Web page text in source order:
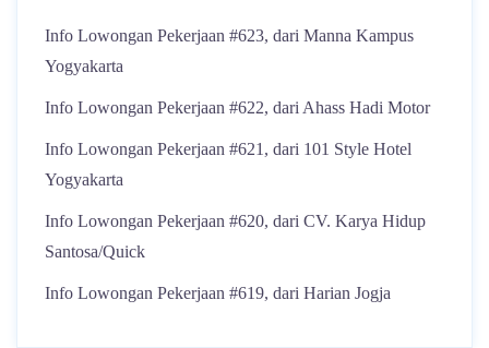
Info Lowongan Pekerjaan #623, dari Manna Kampus
Yogyakarta
Info Lowongan Pekerjaan #622, dari Ahass Hadi Motor
Info Lowongan Pekerjaan #621, dari 101 Style Hotel
Yogyakarta
Info Lowongan Pekerjaan #620, dari CV. Karya Hidup
Santosa/Quick
Info Lowongan Pekerjaan #619, dari Harian Jogja